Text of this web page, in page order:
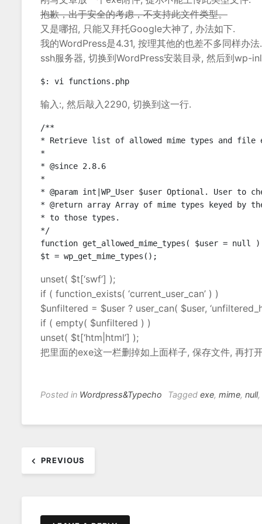
抱歉，出于安全的考虑，不支持此文件类型。
又是哪招, 只能又拜托Google大神了, 办法如下.
我的WordPress是4.31, 按理其他的也差不多同样办法.
ssh服务器, 切换到WordPress安装目录, 然后到wp-
$: vi functions.php
输入:, 然后敲入2290, 切换到这一行.
/**
* Retrieve list of allowed mime types and file
*
* @since 2.8.6
*
* @param int|WP_User $user Optional. User to
* @return array Array of mime types keyed by
* to those types.
*/
function get_allowed_mime_types( $user = null
unset( $t[‘swf’] );
if ( function_exists( ‘current_user_can’ ) )
$unfiltered = $user ? user_can( $user,
if ( empty( $unfiltered ) )
unset( $t[‘htm|html’] );
把里面的exe这一栏删掉如上面样子, 保存文件, 再打
Posted in Wordpress&Typecho Tagged exe, mime, null,
章
PREVIOUS